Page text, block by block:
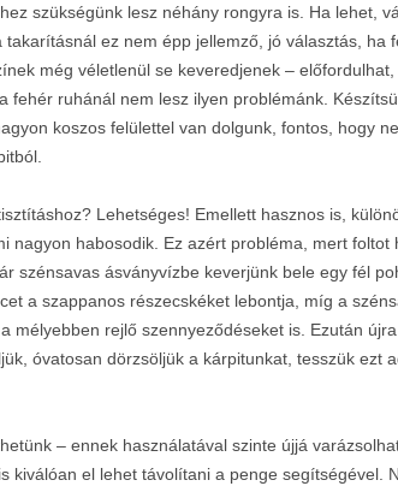
szükségünk lesz néhány rongyra is. Ha lehet,
takarításnál ez nem épp jellemző, jó választás, ha
még véletlenül se keveredjenek –
fehér ruhánál nem lesz ilyen problémánk.
koszos felülettel van dolgunk, fontos, hogy
Lehetséges! Emellett hasznos is,
nagyon habosodik. Ez azért probléma, mert foltot
szénsavas ásványvízbe keverjünk bele egy fél
a szappanos részecskéket lebontja, míg a
mélyebben rejlő szennyeződéseket is. Ezután
óvatosan dörzsöljük a kárpitunkat, tesszük ezt
– ennek használatával szinte újjá
kiválóan el lehet távolítani a penge segítségével.